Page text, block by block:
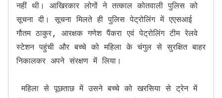
नहीं थी। आखिरकार लोगों ने तत्काल कोतवाली पुलिस को
सूचना दी। सूचना मिलते ही पुलिस पेट्रोलिंग में एएसआई
गौतम ठाकुर, आरक्षक गणेश पैंकरा एवं पेट्रोलिंग टीम रेलवे
स्टेशन पहुंची और बच्चे को महिला के चंगुल से सुरक्षित बाहर
निकालकर अपने संरक्षण में लिया।
महिला से पूछताछ में उसने बच्चे को खरसिया से ट्रेन में